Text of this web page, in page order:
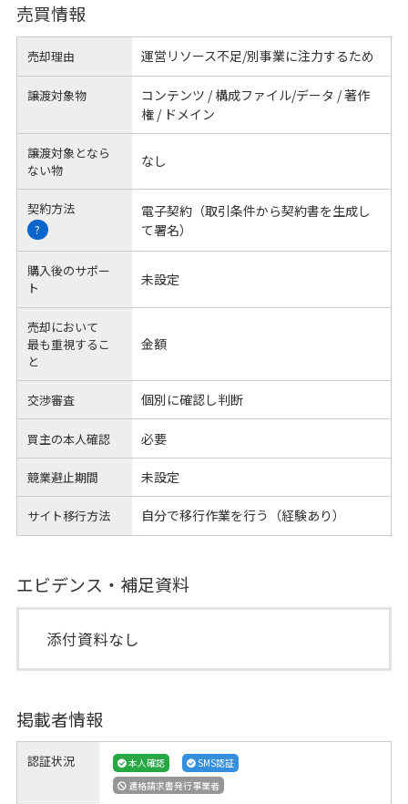
売買情報
売却理由 運営リソース不足/別事業に注力するため
譲渡対象物
コンテンツ / 構成ファイル/データ / 著作
権 / ドメイン
譲渡対象となら
ない物
なし
契約方法
?
電子契約（取引条件から契約書を生成し
て署名）
購入後のサポー
ト
未設定
売却において
最も重視するこ
と
金額
交渉審査 個別に確認し判断
買主の本人確認 必要
競業避止期間 未設定
サイト移行方法 自分で移行作業を行う（経験あり）
エビデンス・補足資料
添付資料なし
掲載者情報
認証状況 本人確認
SMS認証
適格請求書発行事業者